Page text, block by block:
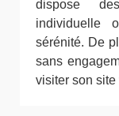
dispose
individuelle
sérénité. De
sans
visiter son